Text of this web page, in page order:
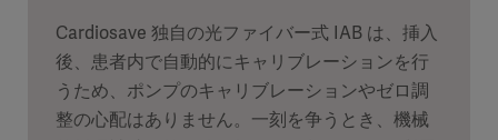
Cardiosave 独自の光ファイバー式 IAB は、挿入
後、患者内で自動的にキャリブレーションを行
うため、ポンプのキャリブレーションやゼロ調
整の心配はありません。一刻を争うとき、機械